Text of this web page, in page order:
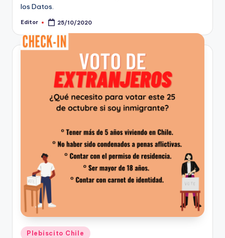
los Datos.
Publicado
Editor 25/10/2020
Publicado
Plebiscito Chile